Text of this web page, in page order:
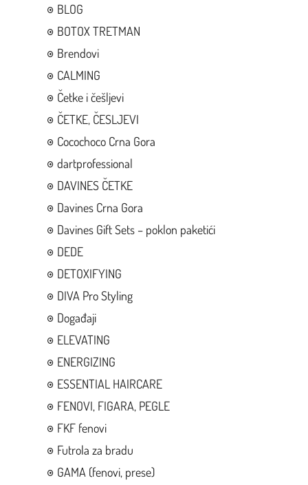
BLOG
BOTOX TRETMAN
Brendovi
CALMING
Četke i češljevi
ČETKE, ČESLJEVI
Cocochoco Crna Gora
dartprofessional
DAVINES ČETKE
Davines Crna Gora
Davines Gift Sets – poklon paketići
DEDE
DETOXIFYING
DIVA Pro Styling
Događaji
ELEVATING
ENERGIZING
ESSENTIAL HAIRCARE
FENOVI, FIGARA, PEGLE
FKF fenovi
Futrola za bradu
GAMA (fenovi, prese)